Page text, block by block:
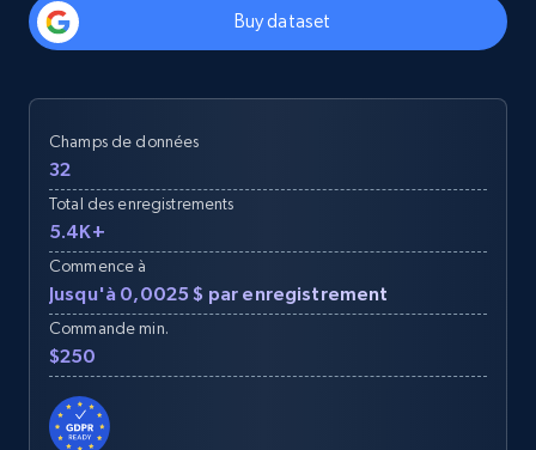
Buy dataset
Champs de données
32
Total des enregistrements
5.4K+
Commence à
Jusqu'à 0,0025 $ par enregistrement
Commande min.
$250